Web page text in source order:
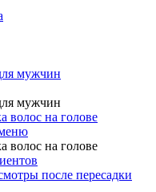
мужчин
мужчин
волос на голове
волос на голове
после пересадки